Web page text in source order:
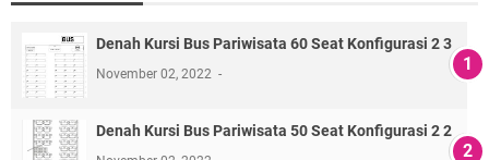
Denah Kursi Bus Pariwisata 60 Seat Konfigurasi 2 3
November 02, 2022
Denah Kursi Bus Pariwisata 50 Seat Konfigurasi 2 2